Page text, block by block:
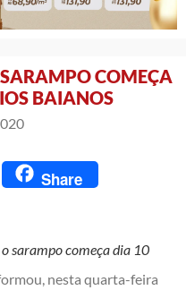
COMEÇA
BAIANOS
PrintFriendly
Share
sarampo começa dia 10
nesta quarta-feira